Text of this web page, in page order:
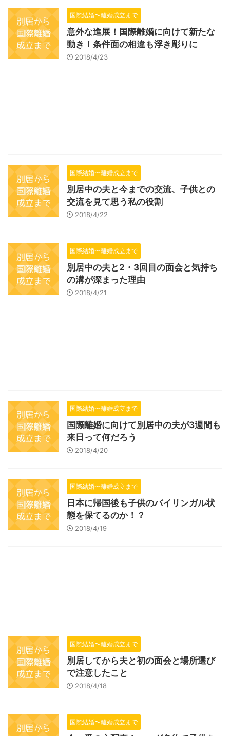
国際結婚〜離婚成立まで
意外な進展！国際離婚に向けて新たな
動き！条件面の相違も浮き彫りに
2018/4/23
国際結婚〜離婚成立まで
別居中の夫と今までの交流、子供との
交流を見て思う私の役割
2018/4/22
国際結婚〜離婚成立まで
別居中の夫と2・3回目の面会と気持ち
の溝が深まった理由
2018/4/21
国際結婚〜離婚成立まで
国際離婚に向けて別居中の夫が3週間も
来日って何だろう
2018/4/20
国際結婚〜離婚成立まで
日本に帰国後も子供のバイリンガル状
態を保てるのか！？
2018/4/19
国際結婚〜離婚成立まで
別居してから夫と初の面会と場所選び
で注意したこと
2018/4/18
国際結婚〜離婚成立まで